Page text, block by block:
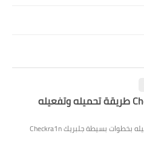
جلبريك Checkra1n طريقة تحميله وتفعيله